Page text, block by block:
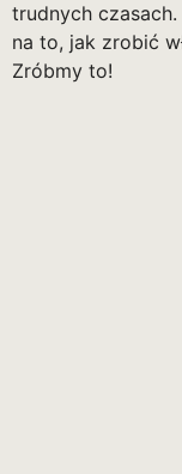
trudnych
na to, jak zrobić
Zróbmy to!